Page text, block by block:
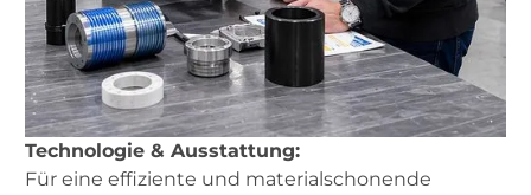
Technologie & Ausstattung:
Für eine effiziente und materialschonende